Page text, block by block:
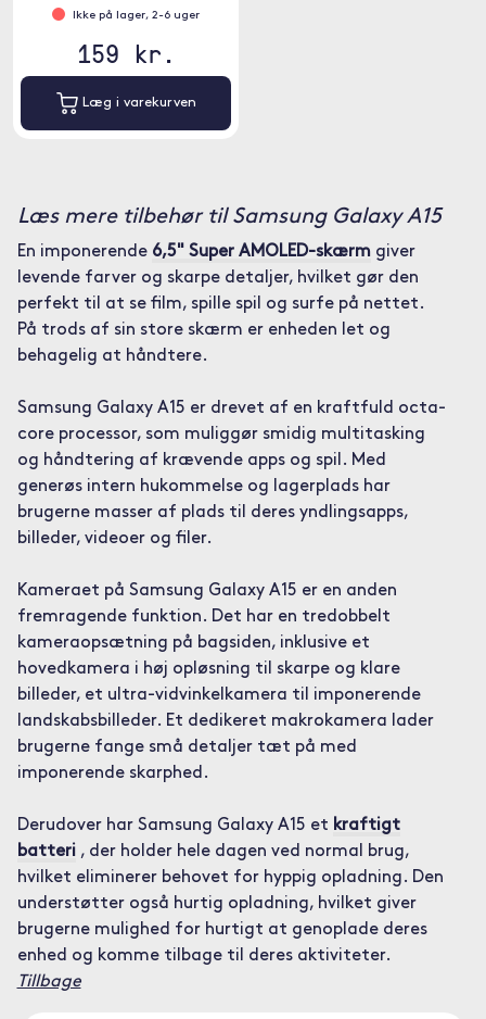
Ikke på lager, 2-6 uger
159 kr.
Læg i varekurven
Læs mere tilbehør til Samsung Galaxy A15
En imponerende 6,5" Super AMOLED-skærmgiver
levende farver og skarpe detaljer, hvilket gør den
perfekt til at se film, spille spil og surfe på nettet.
På trods af sin store skærm er enheden let og
behagelig at håndtere.
Samsung Galaxy A15 er drevet af en kraftfuld octa-
core processor, som muliggør smidig multitasking
og håndtering af krævende apps og spil. Med
generøs intern hukommelse og lagerplads har
brugerne masser af plads til deres yndlingsapps,
billeder, videoer og filer.
Kameraet på Samsung Galaxy A15 er en anden
fremragende funktion. Det har en tredobbelt
kameraopsætning på bagsiden, inklusive et
hovedkamera i høj opløsning til skarpe og klare
billeder, et ultra-vidvinkelkamera til imponerende
landskabsbilleder. Et dedikeret makrokamera lader
brugerne fange små detaljer tæt på med
imponerende skarphed.
Derudover har Samsung Galaxy A15 et kraftigt
batteri, der holder hele dagen ved normal brug,
hvilket eliminerer behovet for hyppig opladning. Den
understøtter også hurtig opladning, hvilket giver
brugerne mulighed for hurtigt at genoplade deres
enhed og komme tilbage til deres aktiviteter.
Tillbage